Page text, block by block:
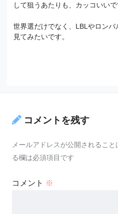
して狙うあたりも、カッコいいで
世界選だけでなく、LBLやロン
見てみたいです。
コメントを残す
メールアドレスが公開されること
る欄は必須項目です
コメント ※